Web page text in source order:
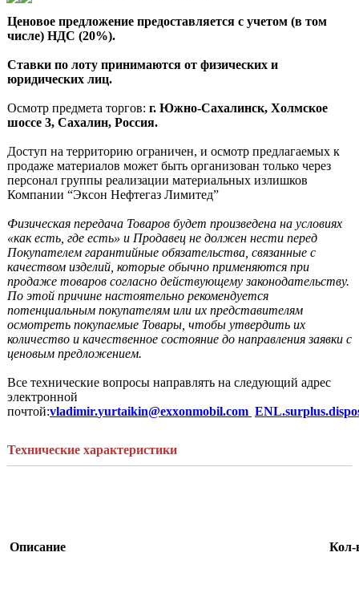
Ценовое предложение предоставляется с учетом (в том
числе) НДС (20%).
Ставки по лоту принимаются от физических и
юридических лиц.
Осмотр предмета торгов: г. Южно-Сахалинск, Холмское
шоссе 3, Сахалин, Россия.
Доступ на территорию ограничен, и осмотр предлагаемых к
продаже материалов может быть организован только через
персонал группы реализации материальных излишков
Компании “Эксон Нефтегаз Лимитед”
Физическая передача Товаров будет произведена на условиях
«как есть, где есть» и Продавец не должен нести перед
Покупателем гарантийные обязательства, связанные с
качеством изделий, которые обычно применяются при
продаже товаров согласно действующему законодательству.
По этой причине настоятельно рекомендуется
потенциальным покупателям или их представителям
осмотреть покупаемые Товары, чтобы утвердить их
количество и качественное состояние до направления заявки с
ценовым предложением.
Все технические вопросы направлять на следующий адрес
электронной
почтой:vladimir.yurtaikin@exxonmobil.com
Технические характеристики
Описание Кол-